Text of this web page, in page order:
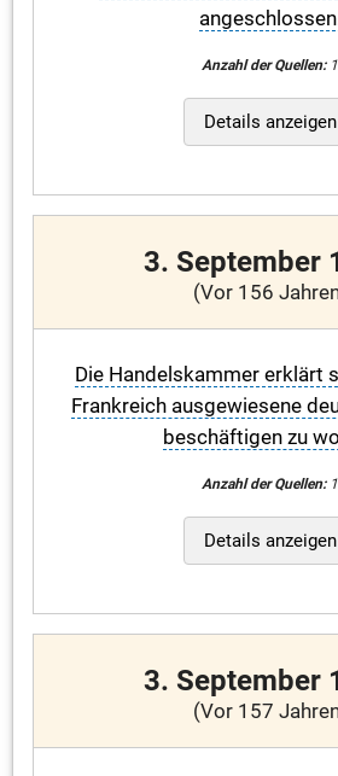
Anzahl der Quellen:1
Details anzeigen
3. September
(Vor 156
Die Handelskammer erklärt
Frankreich ausgewiesene
beschäftigen zu
Anzahl der Quellen:1
Details anzeigen
3. September
(Vor 157